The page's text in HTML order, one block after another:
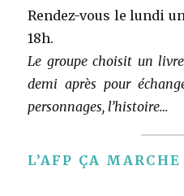
Rendez-vous le lundi
18h.
Le groupe choisit un
demi après pour
personnages, l’histoire…
L’AFP ÇA MARCHE